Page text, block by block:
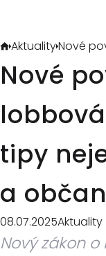
AktualityNové
Nové
tipy
a
08.07.2025Aktuality
Nový zákon